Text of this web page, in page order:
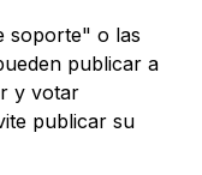
soporte" o las
publicar a
y votar
publicar su